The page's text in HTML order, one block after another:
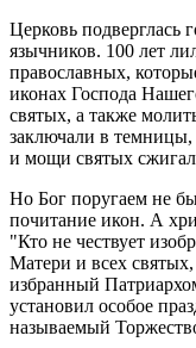
Церковь подверглась
язычников. 100 лет
православных,
иконах Господа
святых, а также
заключали в
и мощи святых
Но Бог поругаем не
почитание икон. А
"Кто не чествует
Матери и всех
избранный
установил особое
называемый